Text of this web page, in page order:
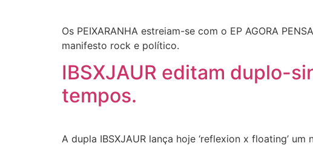
Os PEIXARANHA estreiam-se com o EP AGORA
manifesto rock e político.
IBSXJAUR editam duplo-
tempos.
A dupla IBSXJAUR lança hoje ‘reflexion x floating’